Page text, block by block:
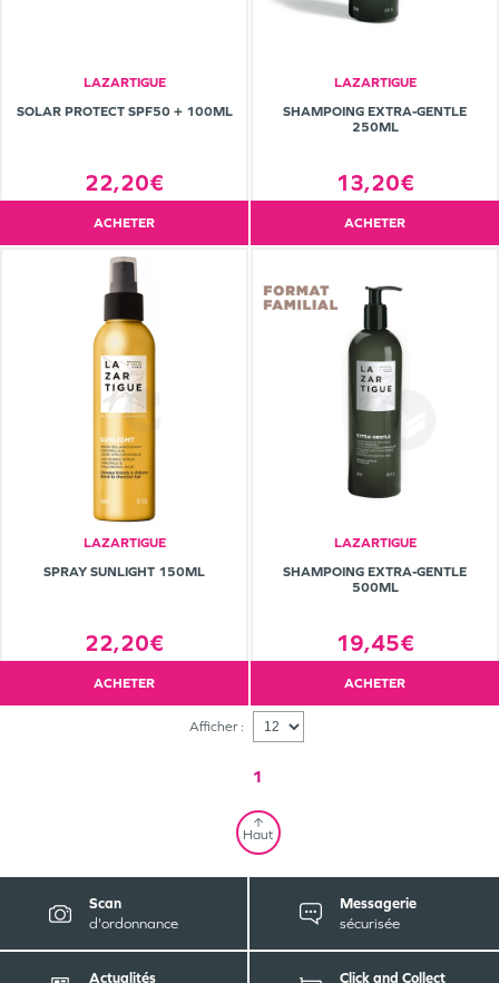
LAZARTIGUE
SOLAR PROTECT SPF50 + 100ML
22,20€
ACHETER
LAZARTIGUE
SHAMPOING EXTRA-GENTLE
250ML
13,20€
ACHETER
LAZARTIGUE
SPRAY SUNLIGHT 150ML
22,20€
ACHETER
LAZARTIGUE
SHAMPOING EXTRA-GENTLE
500ML
19,45€
ACHETER
Afficher :
1
Haut
Scan
d'ordonnance
Messagerie
sécurisée
Actualités
Click and Collect